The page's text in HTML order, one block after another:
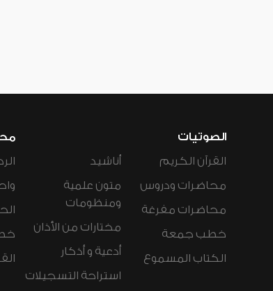
الصوتيات
القرآن الكريم
محاضرات ودروس
محاضرات مفرغة
خطب جمعة
الكتاب المسموع
أناشيد
متون علمية
ومنظومات
مختارات من الأذان
أدعية و أذكار
استراحة التسجيلات